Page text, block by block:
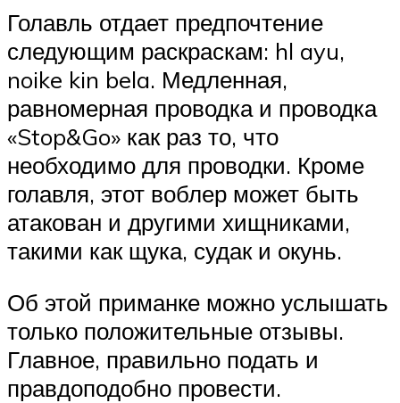
Голавль отдает предпочтение
следующим раскраскам: hl ayu,
noike kin bela. Медленная,
равномерная проводка и проводка
«Stop&Go» как раз то, что
необходимо для проводки. Кроме
голавля, этот воблер может быть
атакован и другими хищниками,
такими как щука, судак и окунь.
Об этой приманке можно услышать
только положительные отзывы.
Главное, правильно подать и
правдоподобно провести.